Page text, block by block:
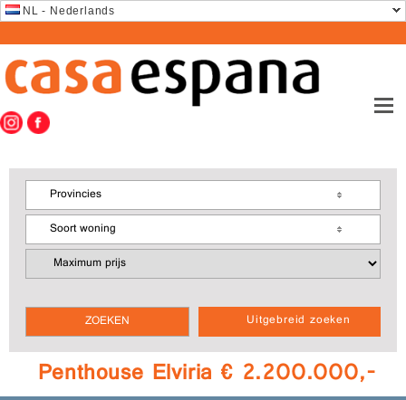
NL - Nederlands
Uitgebreid zoeken
Provincies
Soort woning
Penthouse Elviria € 2.200.000,-